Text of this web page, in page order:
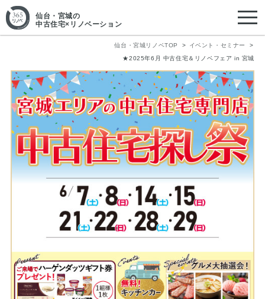
仙台・宮城の
中古住宅×リノベーション
仙台・宮城リノベTOP
イベント・セミナー
★2025年6月 中古住宅＆リノベフェア in 宮城